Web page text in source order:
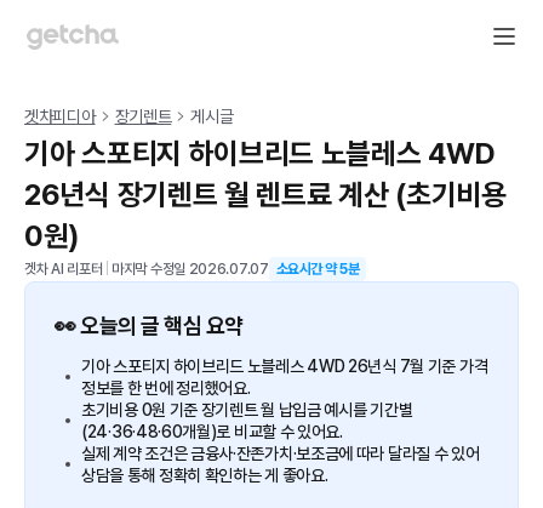
겟차피디아 장기렌트 게시글
기아 스포티지 하이브리드 노블레스 4WD
26년식 장기렌트 월 렌트료 계산 (초기비용
0원)
겟차 AI 리포터 마지막 수정일 2026.07.07 소요시간 약5분
👀 오늘의 글 핵심 요약
기아 스포티지 하이브리드 노블레스 4WD 26년식 7월 기준 가격
정보를 한 번에 정리했어요.
초기비용 0원 기준 장기렌트 월 납입금 예시를 기간별
(24·36·48·60개월)로 비교할 수 있어요.
실제 계약 조건은 금융사·잔존가치·보조금에 따라 달라질 수 있어
상담을 통해 정확히 확인하는 게 좋아요.